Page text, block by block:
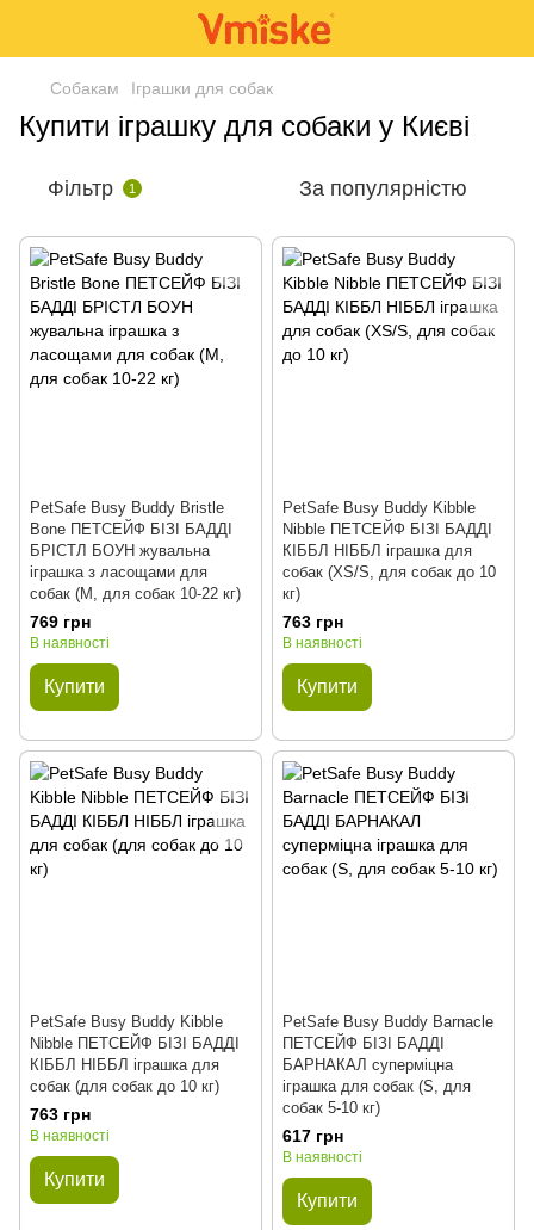
Собакам Іграшки для собак
Купити іграшку для собаки у Києві
Фільтр 1 За популярністю
PetSafe Busy Buddy Bristle
Bone ПЕТСЕЙФ БІЗІ БАДДІ
БРІСТЛ БОУН жувальна
іграшка з ласощами для
собак (M, для собак 10-22 кг)
769 грн
В наявності
Купити
PetSafe Busy Buddy Kibble
Nibble ПЕТСЕЙФ БІЗІ БАДДІ
КІББЛ НІББЛ іграшка для
собак (XS/S, для собак до 10
кг)
763 грн
В наявності
Купити
PetSafe Busy Buddy Kibble
Nibble ПЕТСЕЙФ БІЗІ БАДДІ
КІББЛ НІББЛ іграшка для
собак (для собак до 10 кг)
763 грн
В наявності
Купити
PetSafe Busy Buddy Barnacle
ПЕТСЕЙФ БІЗІ БАДДІ
БАРНАКАЛ суперміцна
іграшка для собак (S, для
собак 5-10 кг)
617 грн
В наявності
Купити